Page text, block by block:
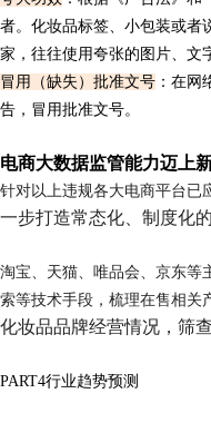
者。化妆品标签、小包装或者
家，往往使用夸张的图片、文
冒用（缺失）批准文号 ：在
告，冒用批准文号。
电商大数据监管能力迈上
针对以上违规各大电商平台已
一步打造常态化、制度化
淘宝、天猫、唯品会、京东等
索等技术手段，梳理在售相关
化妆品品牌经营情况，筛
PART4行业趋势预测